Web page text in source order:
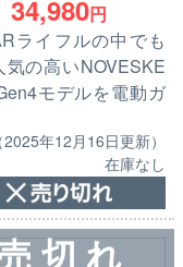
34,980円
ライフルの中でも
気の高いNOVESKE
モデルを電動ガ
（2025年12月16日更新）
在庫なし
切 れ